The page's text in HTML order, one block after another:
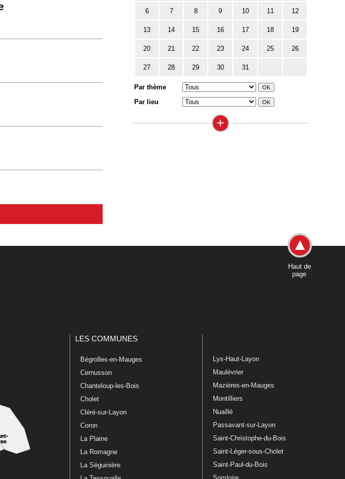
6 7 8 9 10 11 12
13 14 15 16 17 18 19
20 21 22 23 24 25 26
27 28 29 30 31
Par thème
Par lieu
+
Haut de
page
LES COMMUNES
Bégrolles-en-Mauges
Cernusson
Chanteloup-les-Bois
Cholet
Cléré-sur-Layon
Coron
La Plaine
La Romagne
La Séguinière
Lys-Haut-Layon
Maulévrier
Mazières-en-Mauges
Montilliers
Nuaillé
Passavant-sur-Layon
Saint-Christophe-du-Bois
Saint-Léger-sous-Cholet
Saint-Paul-du-Bois